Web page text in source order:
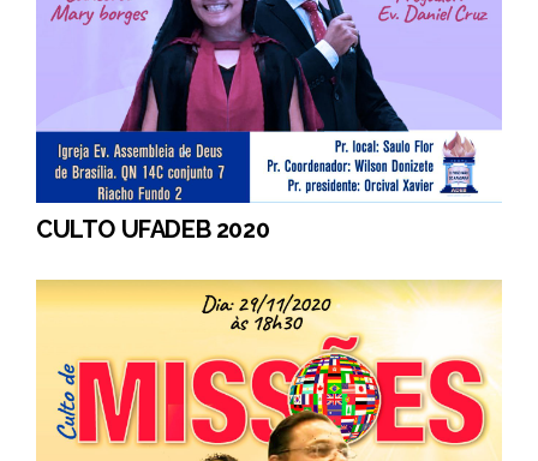
CULTO UFADEB 2020